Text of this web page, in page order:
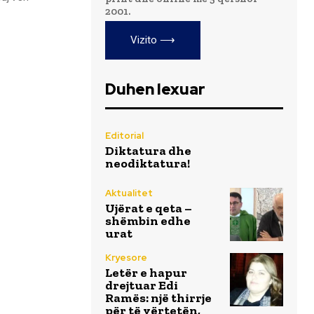
2001.
Vizito ⟶
Duhen lexuar
Editorial
Diktatura dhe
neodiktatura!
Aktualitet
Ujërat e qeta –
shëmbin edhe
urat
Kryesore
Letër e hapur
drejtuar Edi
Ramës: një thirrje
për të vërtetën,